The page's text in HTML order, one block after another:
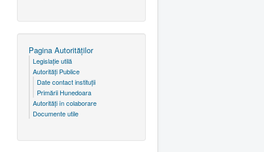
Pagina Autorităţilor
Legislaţie utilă
Autorităţi Publice
Date contact instituţii
Primării Hunedoara
Autorităţi în colaborare
Documente utile